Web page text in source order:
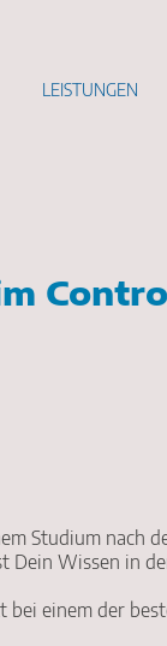
LEISTUNGEN
Studium nach
Dein Wissen in
bei einem der